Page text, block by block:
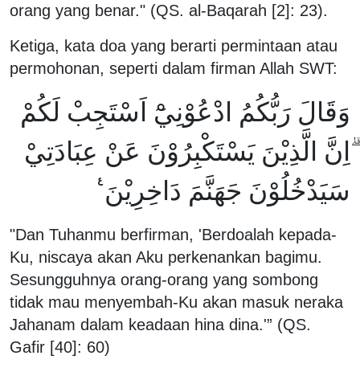
orang yang benar." (QS. al-Baqarah [2]: 23).
Ketiga, kata doa yang berarti permintaan atau
permohonan, seperti dalam firman Allah SWT:
وَقَالَ رَبُّكُمُ ادْعُوْنِيْٓ اَسْتَجِبْ لَكُمْ
ۗاِنَّ الَّذِيْنَ يَسْتَكْبِرُوْنَ عَنْ عِبَادَتِيْ
سَيَدْخُلُوْنَ جَهَنَّمَ دَاخِرِيْنَ ࣖ
"Dan Tuhanmu berfirman, 'Berdoalah kepada-
Ku, niscaya akan Aku perkenankan bagimu.
Sesungguhnya orang-orang yang sombong
tidak mau menyembah-Ku akan masuk neraka
Jahanam dalam keadaan hina dina.'” (QS.
Gafir [40]: 60)